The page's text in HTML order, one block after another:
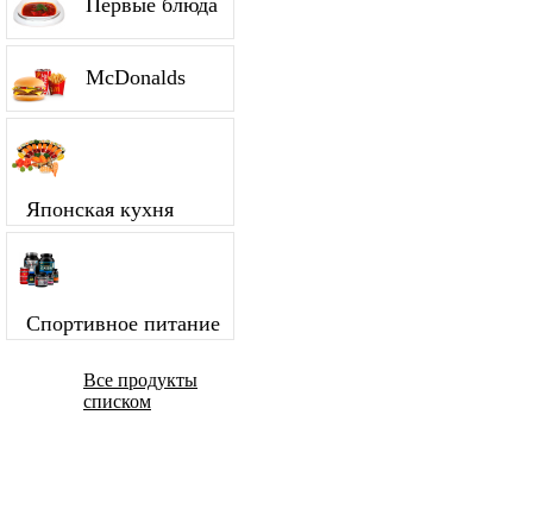
Первые блюда
McDonalds
Японская кухня
Спортивное питание
Все продукты
списком